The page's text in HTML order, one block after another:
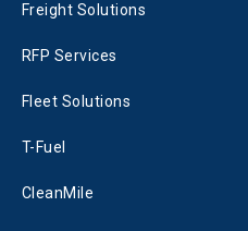
Freight Solutions
RFP Services
Fleet Solutions
T-Fuel
CleanMile